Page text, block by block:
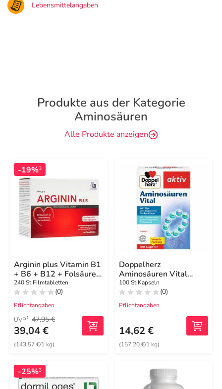
Lebensmittelangaben
Produkte aus der Kategorie
Aminosäuren
Alle Produkte anzeigen
-19%3
Arginin plus Vitamin B1
+ B6 + B12 + Folsäure
Filmtabletten
240 St Filmtabletten
(0)
Pflichtangaben
UVP1 47,95 €
39,04 €
(143,57 €/1 kg)
Doppelherz
Aminosäuren Vital
Kapseln
100 St Kapseln
(0)
Pflichtangaben
14,62 €
(157,20 €/1 kg)
-25%3